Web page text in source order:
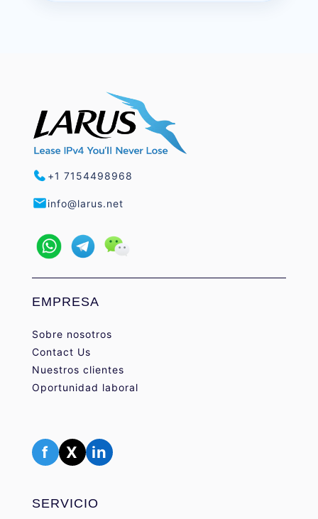
+1 7154498968
info@larus.net
EMPRESA
Sobre nosotros
Contact Us
Nuestros clientes
Oportunidad laboral
f X in
SERVICIO